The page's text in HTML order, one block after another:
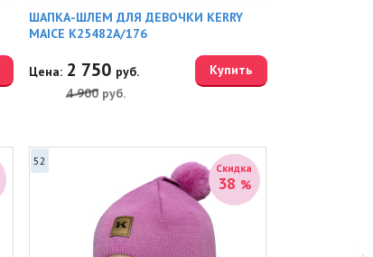
ШАПКА-ШЛЕМ ДЛЯ ДЕВОЧКИ KERRY
MAICE K25482A/176
Цена: 2 750 руб.
4 900 руб.
Купить
Скидка
38 %
52